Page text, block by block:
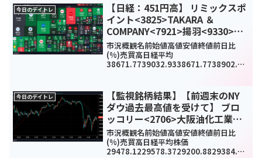
今日のデイトレ
【日経：451円高】 リミックスポ
イント<3825>TAKARA ＆
COMPANY<7921>揚羽<9330>今
日のデイトレ1月20日
市況概観名前始値高値安値終値前日比
(%)売買高日経平均
38671.7739032.9338671.7738902.54
今日のデイトレ
【監視銘柄結果】【前週末のNY
ダウ過去最高値を受けて】 ブロ
ッコリー<2706>大阪油化工業
<4124>中村超硬<6166>今日のデ
イトレ3月29日
市況概観名前始値高値安値終値前日比
(%)売買高日経平均株価
29478.1229578.3729200.8829384.52